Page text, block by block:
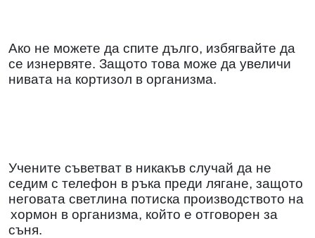
Ако не можете да спите дълго, избягвайте да
се изнервяте. Защото това може да увеличи
нивата на кортизол в организма.
Учените съветват в никакъв случай да не
седим с телефон в ръка преди лягане, защото
неговата светлина потиска производството на
хормон в организма, който е отговорен за
съня.